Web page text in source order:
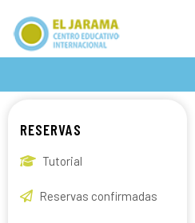
RESERVAS
Tutorial
Reservas confirmadas